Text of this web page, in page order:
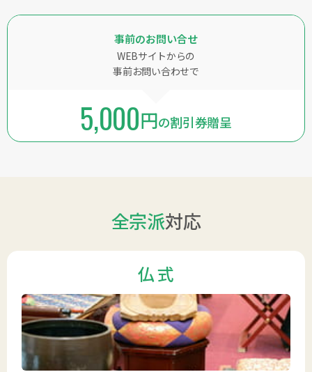
事前のお問い合せ
WEBサイトからの
事前お問い合わせで
5,000円の割引券贈呈
全宗派対応
仏 式